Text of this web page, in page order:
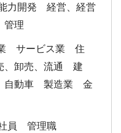
力開発 経営、経営
管理
サービス業 住
卸売、流通 建
自動車 製造業 金
社員 管理職